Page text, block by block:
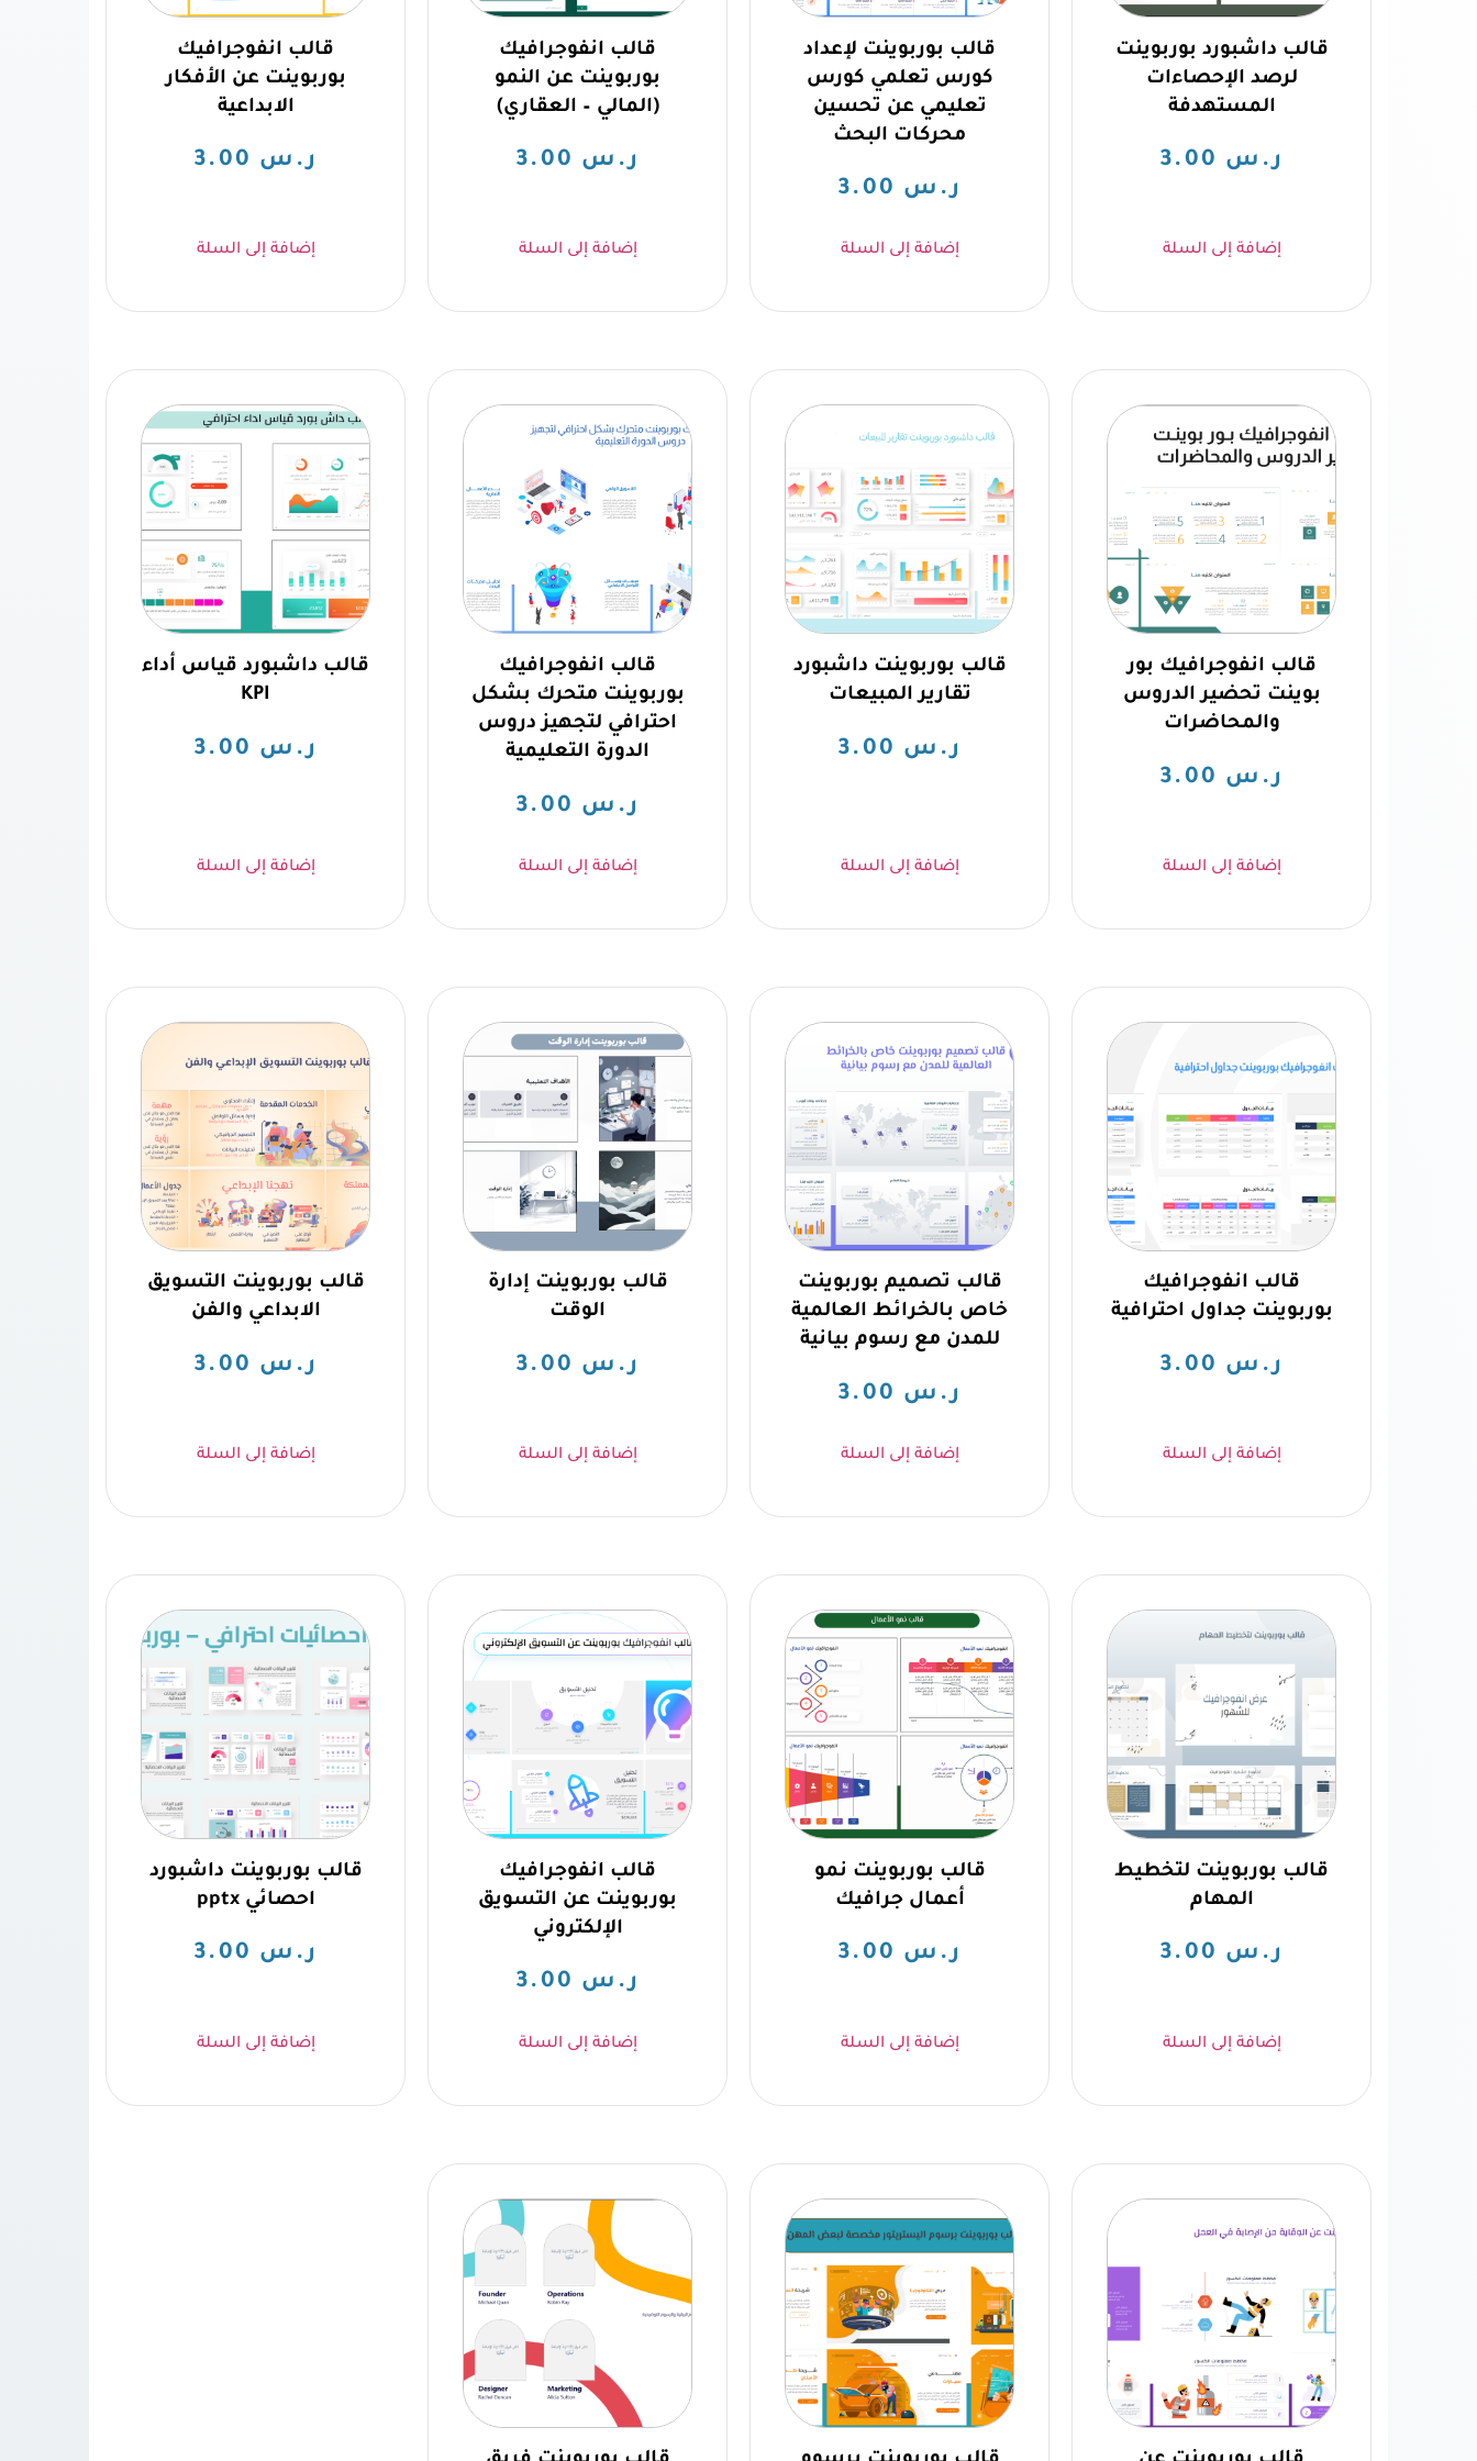
قالب داشبورد بوربوينت
لرصد الإحصاءات
المستهدفة
ر.س
إضافة إلى السلة
قالب بوربوينت لإعداد
كورس تعلمي كورس
تعليمي عن تحسين
محركات البحث
ر.س
إضافة إلى السلة
قالب انفوجرافيك
بوربوينت عن النمو
(المالي – العقاري)
ر.س
إضافة إلى السلة
قالب انفوجرافيك
بوربوينت عن الأفكار
الابداعية
ر.س
إضافة إلى السلة
قالب انفوجرافيك بور
بوينت تحضير الدروس
والمحاضرات
ر.س
إضافة إلى السلة
قالب بوربوينت داشبورد
تقارير المبيعات
ر.س
إضافة إلى السلة
قالب انفوجرافيك
بوربوينت متحرك بشكل
احترافي لتجهيز دروس
الدورة التعليمية
ر.س
إضافة إلى السلة
قالب داشبورد قياس أداء
KPI
ر.س
إضافة إلى السلة
قالب انفوجرافيك
بوربوينت جداول احترافية
ر.س
إضافة إلى السلة
قالب تصميم بوربوينت
خاص بالخرائط العالمية
للمدن مع رسوم بيانية
ر.س
إضافة إلى السلة
قالب بوربوينت إدارة
الوقت
ر.س
إضافة إلى السلة
قالب بوربوينت التسويق
الابداعي والفن
ر.س
إضافة إلى السلة
قالب بوربوينت لتخطيط
المهام
ر.س
إضافة إلى السلة
قالب بوربوينت نمو
أعمال جرافيك
ر.س
إضافة إلى السلة
قالب انفوجرافيك
بوربوينت عن التسويق
الإلكتروني
ر.س
إضافة إلى السلة
قالب بوربوينت داشبورد
احصائي pptx
ر.س
إضافة إلى السلة